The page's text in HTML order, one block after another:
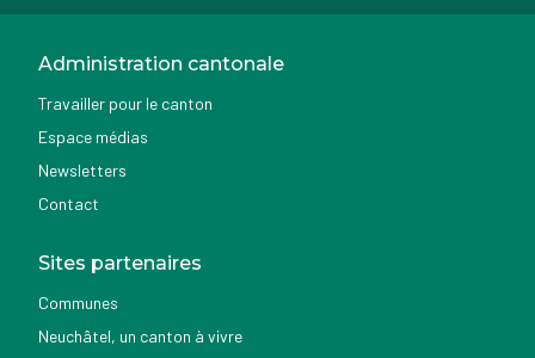
Administration cantonale
Travailler pour le canton
Espace médias
Newsletters
Contact
Sites partenaires
Communes
Neuchâtel, un canton à vivre